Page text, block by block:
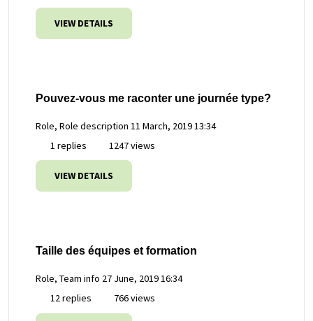
VIEW DETAILS
Pouvez-vous me raconter une journée type?
Role, Role description 11 March, 2019 13:34
1 replies
1247 views
VIEW DETAILS
Taille des équipes et formation
Role, Team info 27 June, 2019 16:34
12 replies
766 views